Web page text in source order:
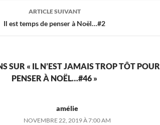
ARTICLE SUIVANT
Il est temps de penser à Noël…#2
SUR « IL N’EST JAMAIS TROP TÔT POUR
PENSER À NOËL…#46 »
amélie
NOVEMBRE 22, 2019 À 7:00 AM